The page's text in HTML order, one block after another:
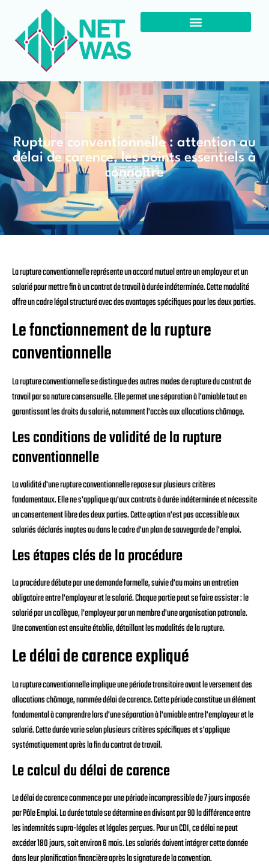
Rupture conventionnelle : attention au
délai de carence, les points essentiels à
connaître
La rupture conventionnelle représente un accord mutuel entre un employeur et un
salarié pour mettre fin à un contrat de travail à durée indéterminée. Cette modalité
offre un cadre légal structuré avec des avantages spécifiques pour les deux parties.
Le fonctionnement de la rupture
conventionnelle
La rupture conventionnelle se distingue des autres modes de rupture du contrat de
travail par sa nature consensuelle. Elle permet une séparation à l'amiable tout en
garantissant les droits du salarié, notamment l'accès aux allocations chômage.
Les conditions de validité de la rupture
conventionnelle
La validité d'une rupture conventionnelle repose sur plusieurs critères
fondamentaux. Elle ne s'applique qu'aux contrats à durée indéterminée et nécessite
un consentement libre des deux parties. Cette option n'est pas accessible aux
salariés déclarés inaptes ou dans le cadre d'un plan de sauvegarde de l'emploi.
Les étapes clés de la procédure
La procédure débute par une demande formelle, suivie d'au moins un entretien
obligatoire entre l'employeur et le salarié. Chaque partie peut se faire assister : le
salarié par un collègue, l'employeur par un membre d'une organisation patronale.
Une convention est ensuite établie, détaillant les modalités de la rupture.
Le délai de carence expliqué
La rupture conventionnelle implique une période transitoire avant le versement des
allocations chômage, nommée délai de carence. Cette période constitue un élément
fondamental à comprendre lors d'une séparation à l'amiable entre l'employeur et le
salarié. Cette durée varie selon plusieurs critères spécifiques et s'applique
systématiquement après la fin du contrat de travail.
Le calcul du délai de carence
Le délai de carence commence par une période incompressible de 7 jours imposée
par Pôle Emploi. La durée totale se détermine en divisant par 90 la différence entre
les indemnités supra-légales et légales perçues. Pour un CDI, ce délai ne peut
excéder 180 jours, soit environ 6 mois. Les salariés doivent intégrer cette donnée
dans leur planification financière après la signature de la convention.